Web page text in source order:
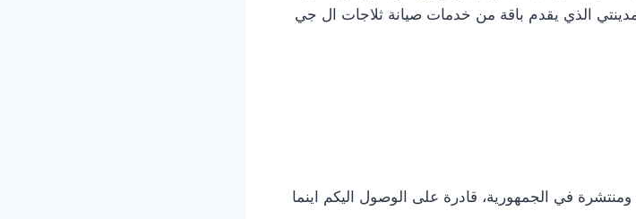
الذي يقدم باقة من خدمات صيانة ثلاجات ال جي
في الجمهورية، قادرة على الوصول اليكم اينما